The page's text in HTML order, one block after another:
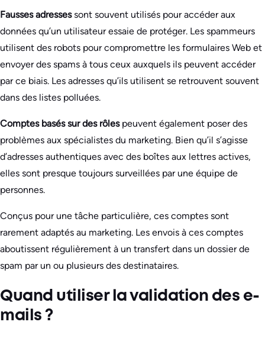
Fausses adressessont souvent utilisés pour accéder aux
données qu’un utilisateur essaie de protéger. Les spammeurs
utilisent des robots pour compromettre les formulaires Web et
envoyer des spams à tous ceux auxquels ils peuvent accéder
par ce biais. Les adresses qu’ils utilisent se retrouvent souvent
dans des listes polluées.
Comptes basés sur des rôles peuvent également poser des
problèmes aux spécialistes du marketing. Bien qu’il s’agisse
d’adresses authentiques avec des boîtes aux lettres actives,
elles sont presque toujours surveillées par une équipe de
personnes.
Conçus pour une tâche particulière, ces comptes sont
rarement adaptés au marketing. Les envois à ces comptes
aboutissent régulièrement à un transfert dans un dossier de
spam par un ou plusieurs des destinataires.
Quand utiliser la validation des e-
mails ?